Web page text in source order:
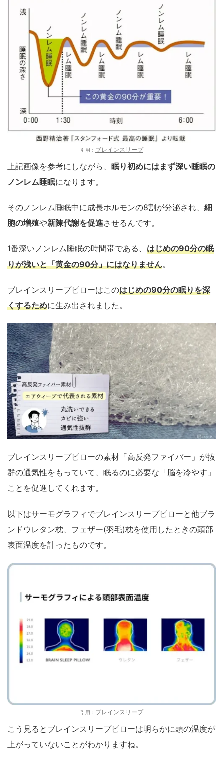
引用： ブレインスリープ
上記画像を参考にしながら、 眠り初めにはまず深い睡眠の
ノンレム睡眠になります。
そのノンレム睡眠中に成長ホルモンの8割が分泌され、 細
胞の増殖や新陳代謝を促進させるんです。
1番深いノンレム睡眠の時間帯である、 はじめの90分の眠
りが浅いと「黄金の90分」にはなりません。
ブレインスリープピローはこのはじめの90分の眠りを深
くするために生み出されました。
ブレインスリープピローの素材「高反発ファイバー」が抜
群の通気性をもっていて、眠るのに必要な「脳を冷やす」
ことを促進してくれます。
以下はサーモグラフィでブレインスリープピローと他ブラ
ンドウレタン枕、フェザー(羽毛)枕を使用したときの頭部
表面温度を計ったものです。
引用： ブレインスリープ
こう見るとブレインスリープピローは明らかに頭の温度が
上がっていないことがわかりますね。